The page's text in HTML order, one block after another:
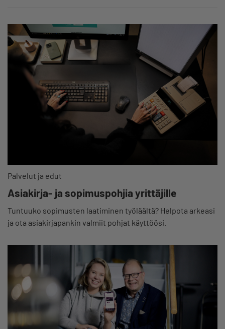
Palvelut ja edut
Asiakirja- ja sopimuspohjia yrittäjille
Tuntuuko sopimusten laatiminen työläältä? Helpota arkeasi
ja ota asiakirjapankin valmiit pohjat käyttöösi.